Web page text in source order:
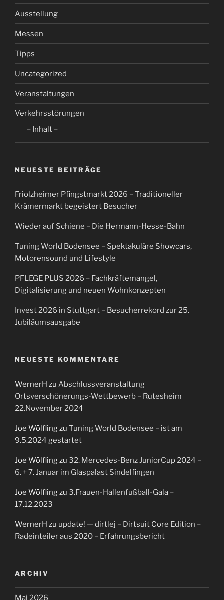
Ausstellung
Messen
Tipps
Uncategorized
Veranstaltungen
Verkehrsstörungen
– Inhalt –
NEUESTE BEITRÄGE
Friolzheimer Pfingstmarkt 2026 – Traditioneller
Krämermarkt begeistert Besucher
Wieder auf Schiene – Die Hermann-Hesse-Bahn
Tuning World Bodensee – Spektakuläre Showcars,
Motorensound und Lifestyle
PFLEGE PLUS 2026 – Fachkräftemangel,
Digitalisierung und neuen Wohnkonzepten
Invest 2026 in Stuttgart – Besucherrekord zur 25.
Jubiläumsausgabe
NEUESTE KOMMENTARE
WernerH zu Abschlussveranstaltung
Ortsverschönerungs-Wettbewerb – Rutesheim
22.November 2024
Joe Wölflingzu Tuning World Bodensee – ist am
9.5.2024 gestartet
Joe Wölflingzu 32. Mercedes-Benz JuniorCup 2024 –
6. + 7. Januar im Glaspalast Sindelfingen
Joe Wölflingzu 3.Frauen-Hallenfußball-Gala –
17.12.2023
WernerH zu update! — dirtlej – Dirtsuit Core Edition –
Radeinteiler aus 2020 – Erfahrungsbericht
ARCHIV
Mai 2026